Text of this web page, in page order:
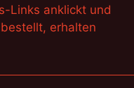
Links anklickt und
erhalten